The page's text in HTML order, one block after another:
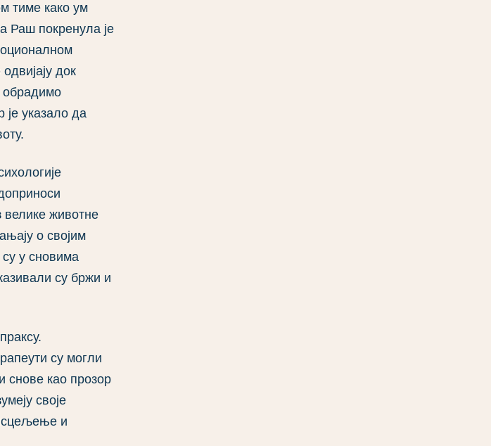
тиме како ум
Раш покренула је
док
обрадимо
је указало да
велике животне
о својим
у сновима
су бржи и
су могли
снове као прозор
своје
и